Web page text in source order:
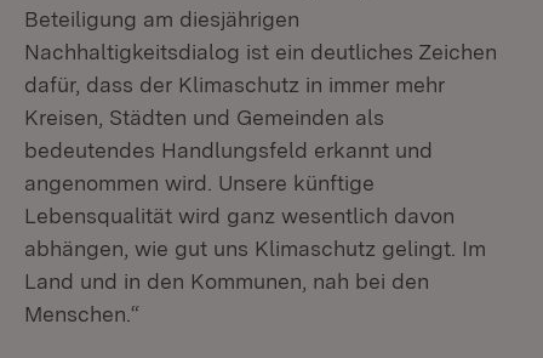
Beteiligung am diesjährigen
Nachhaltigkeitsdialog ist ein deutliches Zeichen
dafür, dass der Klimaschutz in immer mehr
Kreisen, Städten und Gemeinden als
bedeutendes Handlungsfeld erkannt und
angenommen wird. Unsere künftige
Lebensqualität wird ganz wesentlich davon
abhängen, wie gut uns Klimaschutz gelingt. Im
Land und in den Kommunen, nah bei den
Menschen.“